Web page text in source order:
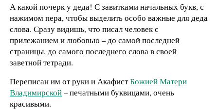
А какой почерк у деда! С завитками начальных букв, с
нажимом пера, чтобы выделить особо важные для деда
слова. Сразу видишь, что писал человек с
прилежанием и любовью – до самой последней
страницы, до самого последнего слова в своей
заветной тетради.
Переписан им от руки и АкафистБожией Матери
Владимирской– печатными буквицами, очень
красивыми.